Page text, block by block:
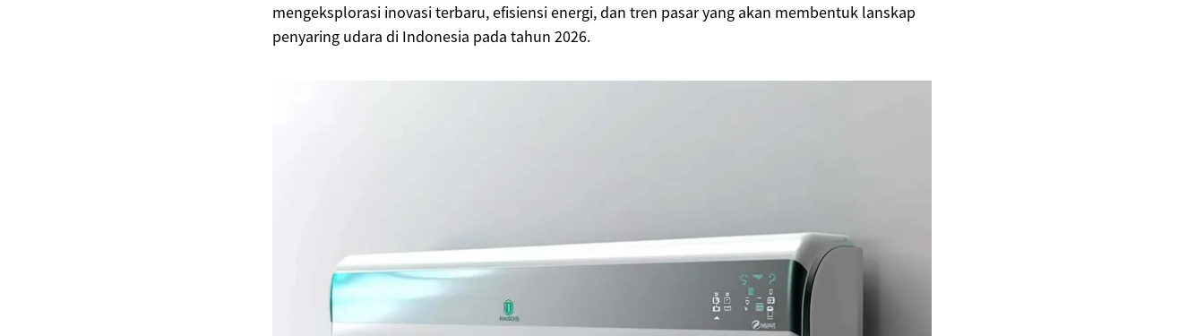
mengeksplorasi inovasi terbaru, efisiensi energi, dan tren pasar yang akan membentuk lanskap
penyaring udara di Indonesia pada tahun 2026.